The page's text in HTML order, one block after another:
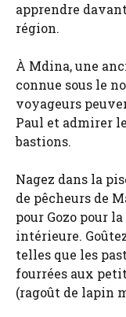
apprendre
région.
À Mdina, une
connue sous le
voyageurs
Paul et admirer
bastions.
Nagez dans la
de pêcheurs de
pour Gozo pour
intérieure.
telles que les
fourrées aux
(ragoût de lapin